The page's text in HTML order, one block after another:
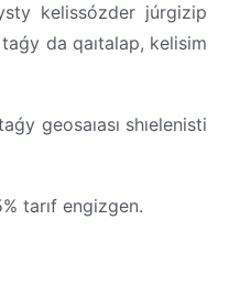
kelissózder júrgizip
da qaıtalap, kelisim
geosaıası shıelenisti
tarıf engizgen.